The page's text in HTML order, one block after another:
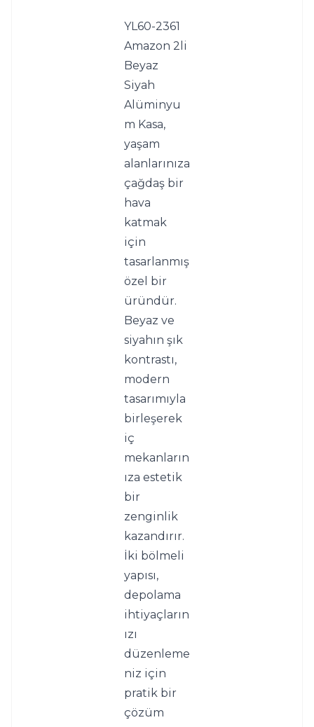
YL60-2361
Amazon 2li
Beyaz
Siyah
Alüminyu
m Kasa,
yaşam
alanlarınıza
çağdaş bir
hava
katmak
için
tasarlanmış
özel bir
üründür.
Beyaz ve
siyahın şık
kontrastı,
modern
tasarımıyla
birleşerek
iç
mekanların
ıza estetik
bir
zenginlik
kazandırır.
İki bölmeli
yapısı,
depolama
ihtiyaçların
ızı
düzenleme
niz için
pratik bir
çözüm